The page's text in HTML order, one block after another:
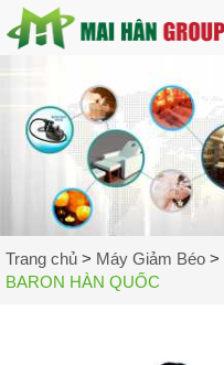
Trang chủ > Máy Giảm Béo >
BARON HÀN QUỐC